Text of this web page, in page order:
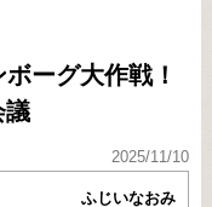
ーグ大作戦！
2025/11/10
ふじいなおみ